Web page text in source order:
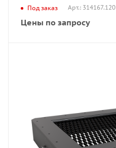
Под заказ Арт.: 314167.120
Цены по запросу